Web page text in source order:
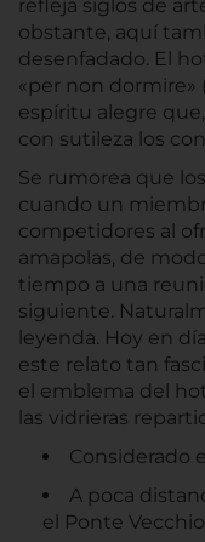
refleja siglos de
obstante, aquí
desenfadado. El
«per non dormire»
espíritu alegre
con sutileza los
Se rumorea que
cuando un
competidores al
amapolas, de
tiempo a una
siguiente.
leyenda. Hoy en
este relato tan
el emblema del
las vidrieras
Considerado
A poca
el Ponte